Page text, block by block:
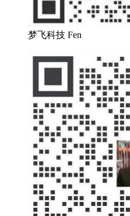
梦飞科技 Fen